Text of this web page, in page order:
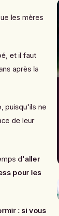
les mères
et il faut
après la
puisqu'ils ne
de leur
d'aller
pour les
: si vous